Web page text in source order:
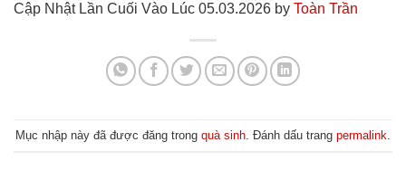
Cập Nhật Lần Cuối Vào Lúc 05.03.2026 by Toàn Trần
Mục nhập này đã được đăng trong quà sinh . Đánh dấu trang permalink